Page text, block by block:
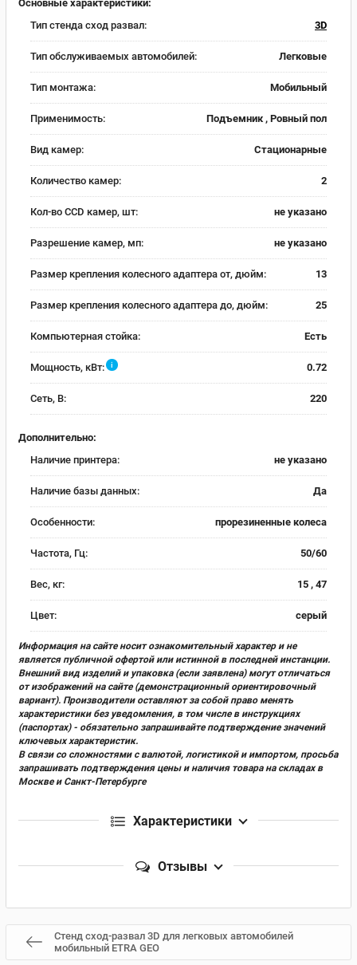
Основные характеристики:
Тип стенда сход развал:
3D
Тип обслуживаемых автомобилей: Легковые
Тип монтажа: Мобильный
Применимость: Подъемник , Ровный пол
Вид камер: Стационарные
Количество камер: 2
Кол-во CCD камер, шт: не указано
Разрешение камер, мп: не указано
Размер крепления колесного адаптера от, дюйм: 13
Размер крепления колесного адаптера до, дюйм: 25
Компьютерная стойка: Есть
Мощность, кВт: i 0.72
Сеть, В: 220
Дополнительно:
Наличие принтера:
не указано
Наличие базы данных: Да
Особенности: прорезиненные колеса
Частота, Гц: 50/60
Вес, кг: 15 , 47
Цвет: серый
Информация на сайте носит ознакомительный характер и не
является публичной офертой или истинной в последней инстанции.
Внешний вид изделий и упаковка (если заявлена) могут отличаться
от изображений на сайте (демонстрационный ориентировочный
вариант). Производители оставляют за собой право менять
характеристики без уведомления, в том числе в инструкциях
(паспортах) - обязательно запрашивайте подтверждение значений
ключевых характеристик.
В связи со сложностями с валютой, логистикой и импортом, просьба
запрашивать подтверждения цены и наличия товара на складах в
Москве и Санкт-Петербурге
Характеристики
Отзывы
Стенд сход-развал 3D для легковых автомобилей
мобильный ETRA GEO